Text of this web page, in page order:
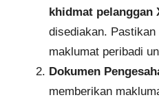
khidmat pelanggan
disediakan.
maklumat peribadi
Dokumen
memberikan